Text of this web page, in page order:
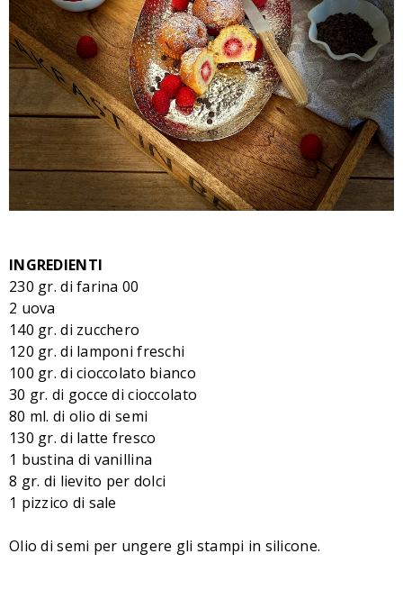
INGREDIENTI
230 gr. di farina 00
2 uova
140 gr. di zucchero
120 gr. di lamponi freschi
100 gr. di cioccolato bianco
30 gr. di gocce di cioccolato
80 ml. di olio di semi
130 gr. di latte fresco
1 bustina di vanillina
8 gr. di lievito per dolci
1 pizzico di sale
Olio di semi per ungere gli stampi in silicone.